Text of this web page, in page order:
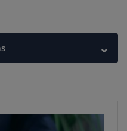
⌄